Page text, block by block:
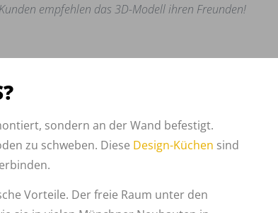
empfehlen das 3D-Modell ihren Freunden!
sondern an der Wand befestigt.
zu schweben. Diese Design-Küchen sind
Vorteile. Der freie Raum unter den